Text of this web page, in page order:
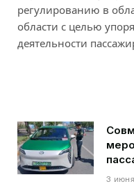
регулированию в
области с целью
деятельности
3